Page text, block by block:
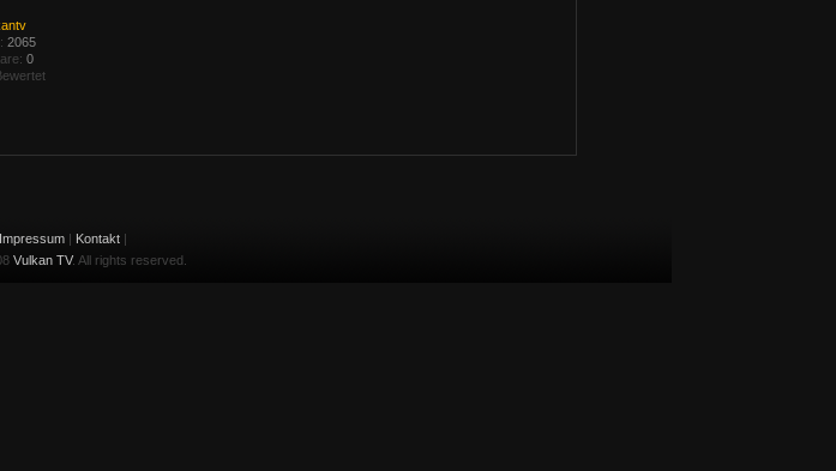
2065
0
Impressum| Kontakt|
Vulkan TV. All rights reserved.